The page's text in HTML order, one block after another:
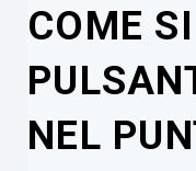
COME
NEL